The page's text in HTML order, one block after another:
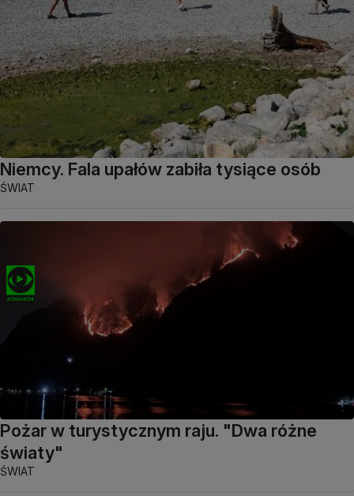
Niemcy. Fala upałów zabiła tysiące osób
ŚWIAT
Pożar w turystycznym raju. "Dwa różne
światy"
ŚWIAT